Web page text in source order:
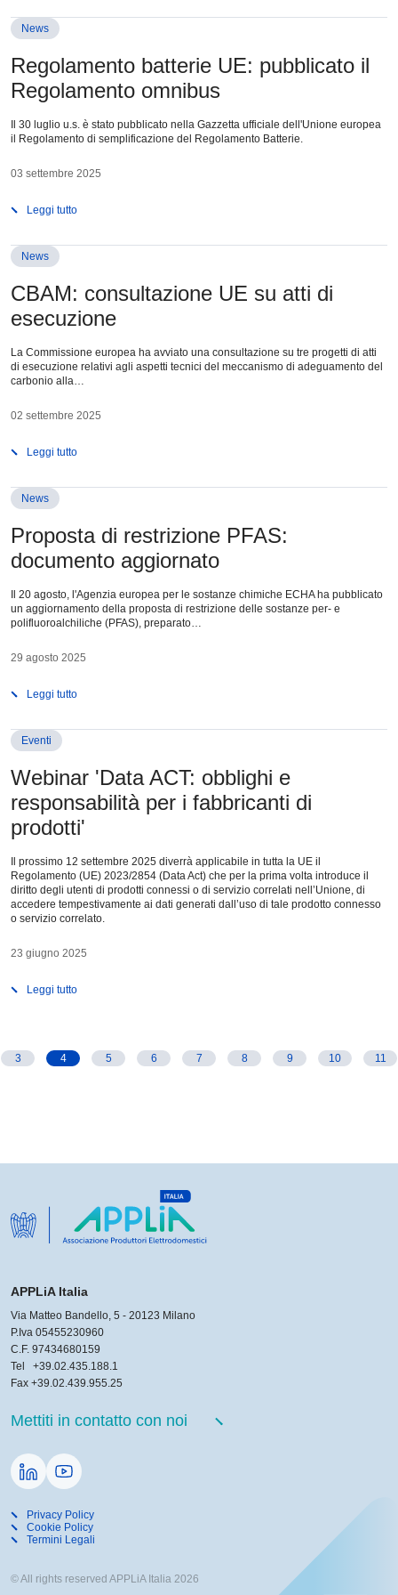
News
Regolamento batterie UE: pubblicato il
Regolamento omnibus
Il 30 luglio u.s. è stato pubblicato nella Gazzetta ufficiale dell'Unione europea
il Regolamento di semplificazione del Regolamento Batterie.
03 settembre 2025
Leggi tutto
News
CBAM: consultazione UE su atti di
esecuzione
La Commissione europea ha avviato una consultazione su tre progetti di atti
di esecuzione relativi agli aspetti tecnici del meccanismo di adeguamento del
carbonio alla…
02 settembre 2025
Leggi tutto
News
Proposta di restrizione PFAS:
documento aggiornato
Il 20 agosto, l'Agenzia europea per le sostanze chimiche ECHA ha pubblicato
un aggiornamento della proposta di restrizione delle sostanze per- e
polifluoroalchiliche (PFAS), preparato…
29 agosto 2025
Leggi tutto
Eventi
Webinar 'Data ACT: obblighi e
responsabilità per i fabbricanti di
prodotti'
Il prossimo 12 settembre 2025 diverrà applicabile in tutta la UE il
Regolamento (UE) 2023/2854 (Data Act) che per la prima volta introduce il
diritto degli utenti di prodotti connessi o di servizio correlati nell’Unione, di
accedere tempestivamente ai dati generati dall’uso di tale prodotto connesso
o servizio correlato.
23 giugno 2025
Leggi tutto
3 4 5 6 7 8 9 10 11
APPLiA Italia
Via Matteo Bandello, 5 - 20123 Milano
P.Iva 05455230960
C.F. 97434680159
Tel +39.02.435.188.1
Fax +39.02.439.955.25
Mettiti in contatto con noi
Privacy Policy
Cookie Policy
Termini Legali
© All rights reserved APPLiA Italia 2026